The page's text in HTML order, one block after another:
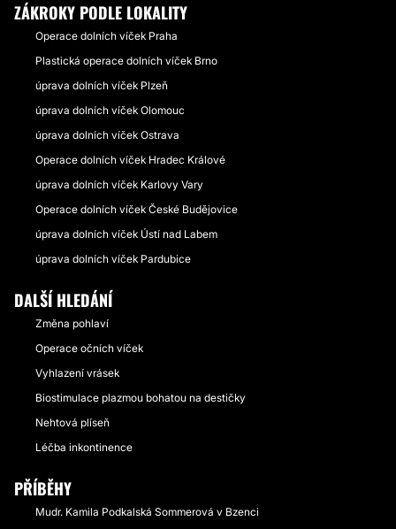
ZÁKROKY PODLE LOKALITY
Operace dolních víček Praha
Plastická operace dolních víček Brno
úprava dolních víček Plzeň
úprava dolních víček Olomouc
úprava dolních víček Ostrava
Operace dolních víček Hradec Králové
úprava dolních víček Karlovy Vary
Operace dolních víček České Budějovice
úprava dolních víček Ústí nad Labem
úprava dolních víček Pardubice
DALŠÍ HLEDÁNÍ
Změna pohlaví
Operace očních víček
Vyhlazení vrásek
Biostimulace plazmou bohatou na destičky
Nehtová plíseň
Léčba inkontinence
PŘÍBĚHY
Mudr. Kamila Podkalská Sommerová v Bzenci